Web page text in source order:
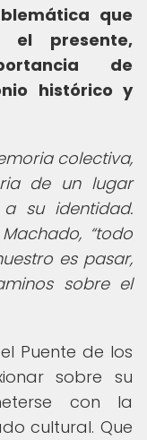
que
el presente,
de
histórico y
colectiva,
de un lugar
su identidad.
todo
es pasar,
sobre el
Puente de los
sobre su
con la
cultural. Que